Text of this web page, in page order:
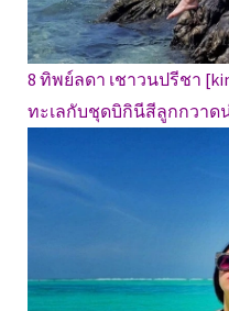
8 ทิพย์ลดา เชาวนปรีชา
ทะเลกับชุดบิกินีสีลูกกวาด